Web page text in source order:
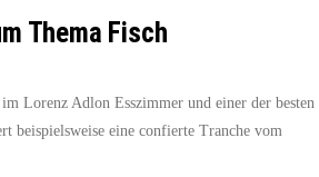
Thema Fisch
Lorenz Adlon Esszimmer und einer der besten
beispielsweise eine confierte Tranche vom